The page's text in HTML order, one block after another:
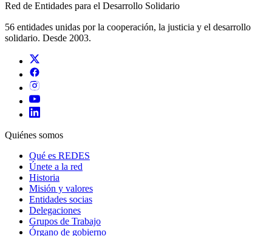
Red de Entidades para el Desarrollo Solidario
56 entidades unidas por la cooperación, la justicia y el desarrollo
solidario. Desde 2003.
Quiénes somos
Qué es REDES
Únete a la red
Historia
Misión y valores
Entidades socias
Delegaciones
Grupos de Trabajo
Órgano de gobierno